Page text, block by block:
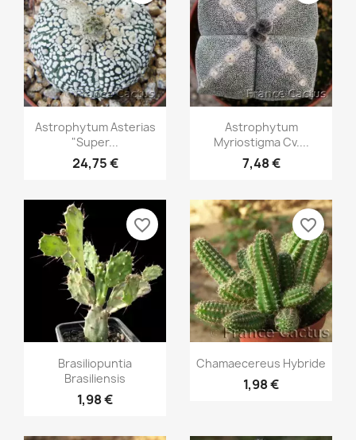
Aperçu rapide
Astrophytum Asterias
"Super...
24,75 €
Aperçu rapide
Astrophytum
Myriostigma Cv....
7,48 €
Aperçu rapide
Brasiliopuntia
Brasiliensis
1,98 €
favorite_border
Aperçu rapide
Chamaecereus Hybride
1,98 €
favorite_border